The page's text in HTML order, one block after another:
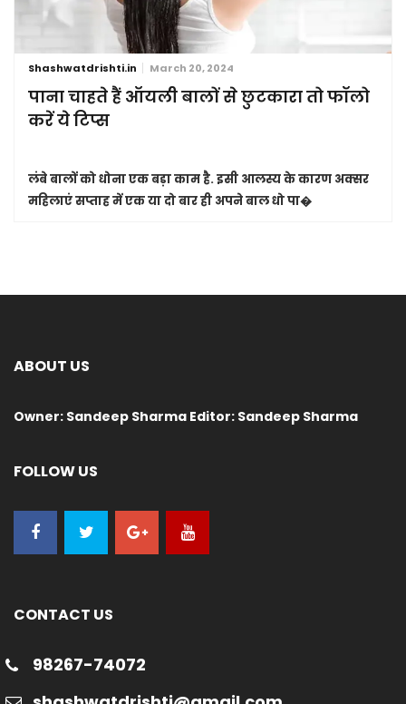
Shashwatdrishti.in March 20, 2024
पाना चाहते हैं ऑयली बालों से छुटकारा तो फॉलो
करें ये टिप्स
लंबे बालों को धोना एक बड़ा काम है. इसी आलस्य के कारण अक्सर
महिलाएं सप्ताह में एक या दो बार ही अपने बाल धो पा�
ABOUT US
Owner: Sandeep Sharma Editor: Sandeep Sharma
FOLLOW US
CONTACT US
98267-74072